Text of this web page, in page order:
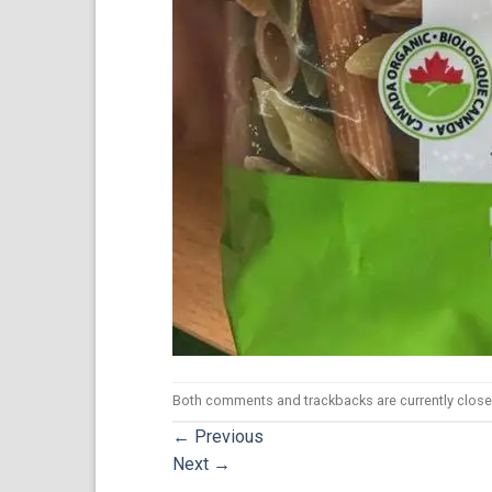
Both comments and trackbacks are currently
← Previous
Next →